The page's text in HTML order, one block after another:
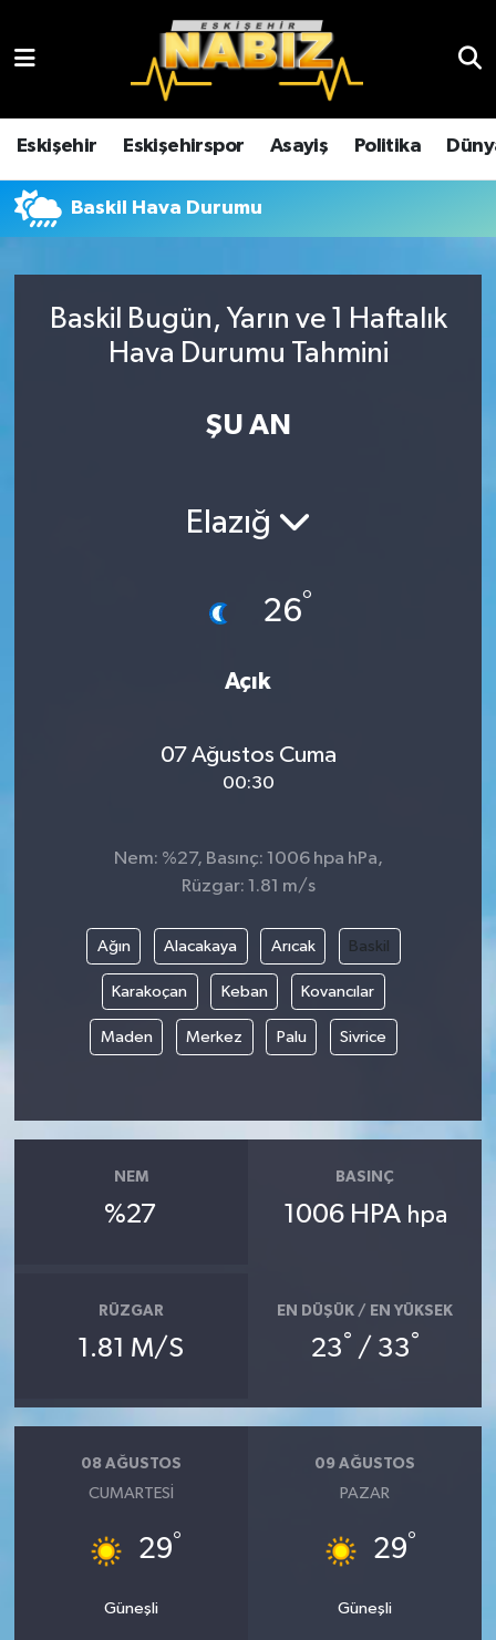
Eskişehir Eskişehirspor Asayiş Politika
Baskil Hava Durumu
Baskil Bugün, Yarın ve 1 Haftalık
Hava Durumu Tahmini
ŞU AN
Elazığ
26°
Açık
07 Ağustos Cuma
00:30
Nem: %27, Basınç: 1006 hpa hPa,
Rüzgar: 1.81 m/s
Ağın Alacakaya Arıcak Baskil
Karakoçan Keban Kovancılar
Maden Merkez Palu Sivrice
NEM
%27
BASINÇ
1006 HPA hpa
RÜZGAR
1.81 M/S
EN DÜŞÜK / EN YÜKSEK
23° / 33°
08 AĞUSTOS
CUMARTESI
29°
Güneşli
09 AĞUSTOS
PAZAR
29°
Güneşli
Çevre
Dünya
Ekonomi
Eskişehir
Yaşam
Yurttan
Eskişehir Hava Durumu
Eskişehir Trafik Yoğunluk Haritası
TFF 3.Lig 4.Grup Puan Durumu ve Fikstür
Son Dakika Haberleri
Haber Arşivi